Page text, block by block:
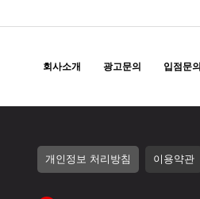
회사소개 광고문의 입점문의
개인정보 처리방침 이용약관